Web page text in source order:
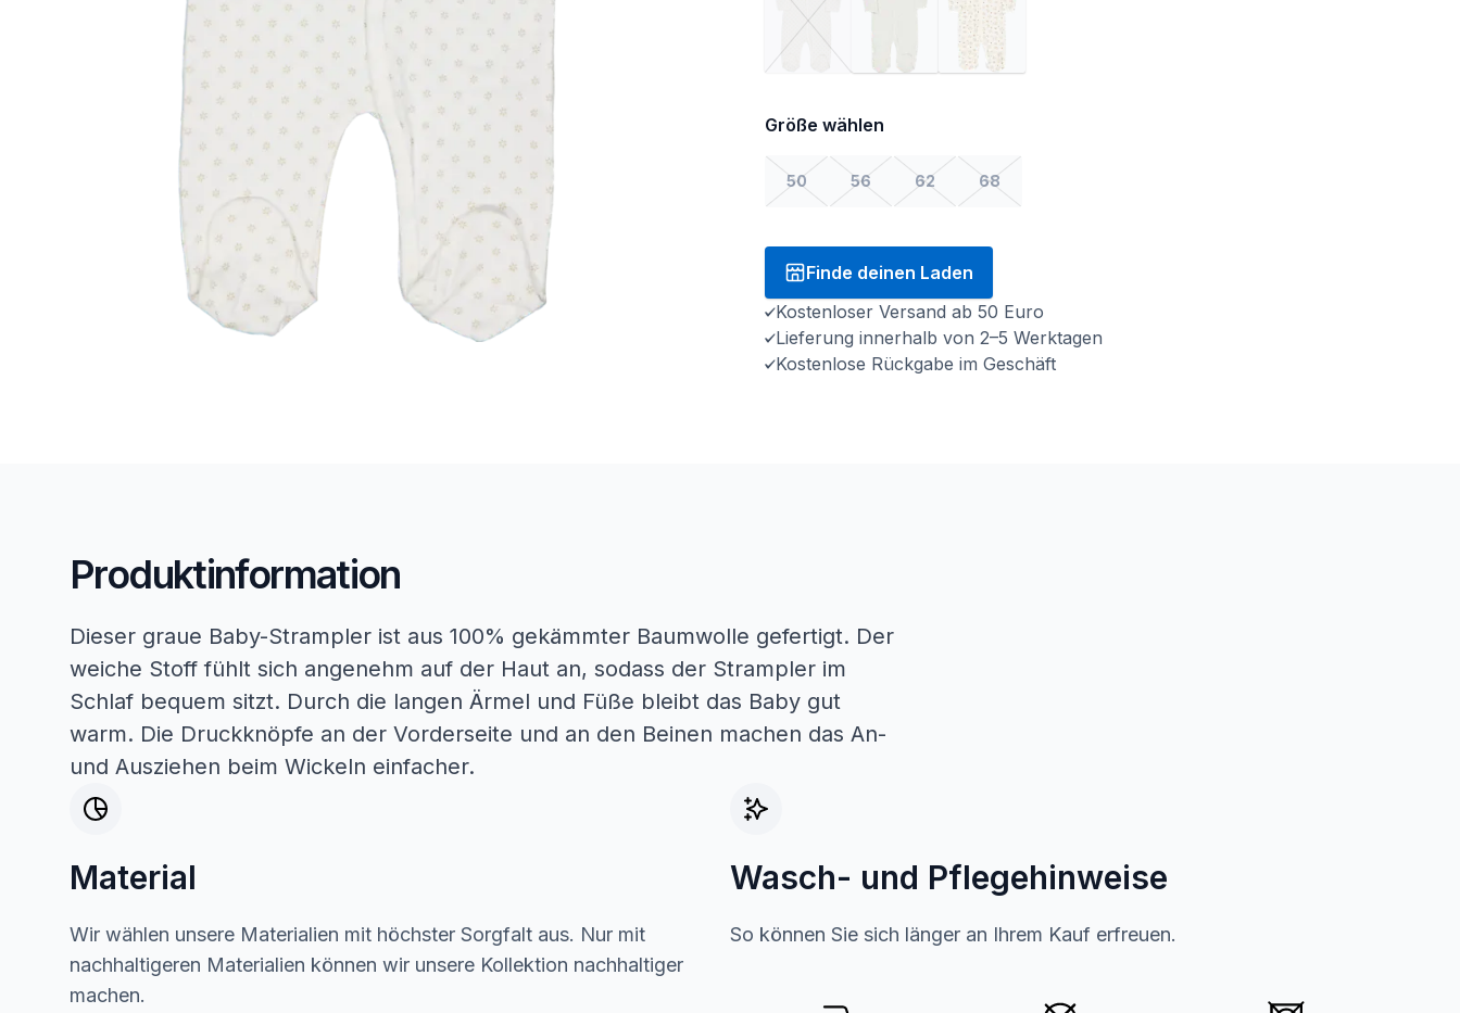
Größe wählen
50 56 62 68
Finde deinen Laden
Kostenloser Versand ab 50 Euro
Lieferung innerhalb von 2–5 Werktagen
Kostenlose Rückgabe im Geschäft
Produktinformation
Dieser graue Baby-Strampler ist aus 100% gekämmter Baumwolle gefertigt. Der
weiche Stoff fühlt sich angenehm auf der Haut an, sodass der Strampler im
Schlaf bequem sitzt. Durch die langen Ärmel und Füße bleibt das Baby gut
warm. Die Druckknöpfe an der Vorderseite und an den Beinen machen das An-
und Ausziehen beim Wickeln einfacher.
Material
Wir wählen unsere Materialien mit höchster Sorgfalt aus. Nur mit
nachhaltigeren Materialien können wir unsere Kollektion nachhaltiger
machen.
Wasch- und Pflegehinweise
So können Sie sich länger an Ihrem Kauf erfreuen.